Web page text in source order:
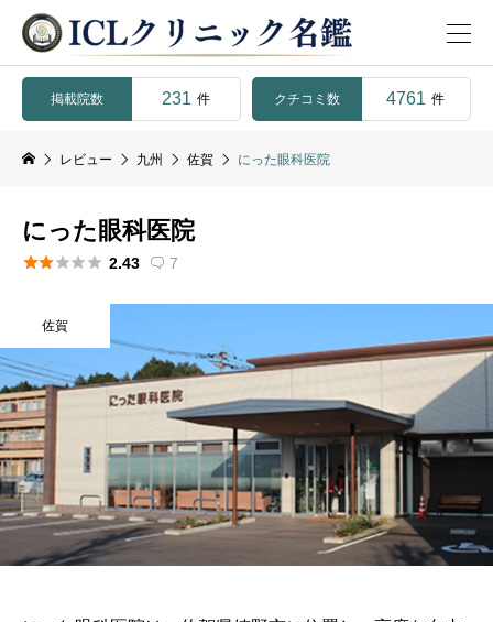
掲載院数 231 件 クチコミ数 4761 件
レビュー 九州 佐賀 にった眼科医院
にった眼科医院
 2.43  7
佐賀